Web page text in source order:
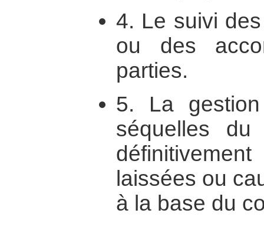
4. Le suivi
ou des
parties.
5. La
séquelles du
laissées ou
à la base du